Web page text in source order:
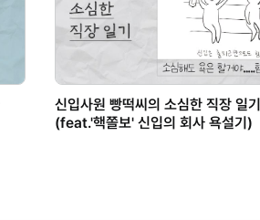
신입사원 빵떡씨의 소심한 직장 일기
(feat.'핵쫄보' 신입의 회사 욕설기)